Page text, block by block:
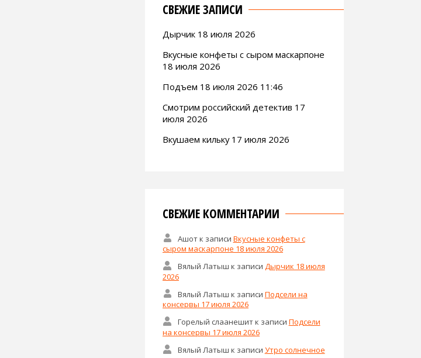
СВЕЖИЕ ЗАПИСИ
Дырчик 18 июля 2026
Вкусные конфеты с сыром маскарпоне
18 июля 2026
Подъем 18 июля 2026 11:46
Смотрим российский детектив 17
июля 2026
Вкушаем кильку 17 июля 2026
СВЕЖИЕ КОММЕНТАРИИ
Ашотк записи Вкусные конфеты с
сыром маскарпоне 18 июля 2026
Вялый Латыш к записи Дырчик 18 июля
2026
Вялый Латыш к записи Подсели на
консервы 17 июля 2026
Горелый слаанешитк записи Подсели
на консервы 17 июля 2026
Вялый Латыш к записи Утро солнечное